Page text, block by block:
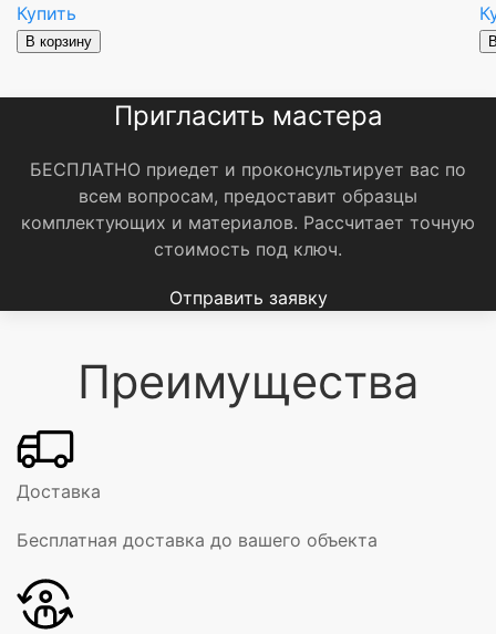
Купить
В корзину
Пригласить мастера
БЕСПЛАТНО приедет и проконсультирует вас по
всем вопросам, предоставит образцы
комплектующих и материалов. Рассчитает точную
стоимость под ключ.
Отправить заявку
Преимущества
Доставка
Бесплатная доставка до вашего объекта